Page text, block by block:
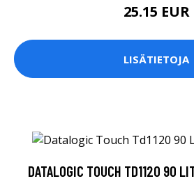
25.15 EUR
LISÄTIETOJA
DATALOGIC TOUCH TD1120 90